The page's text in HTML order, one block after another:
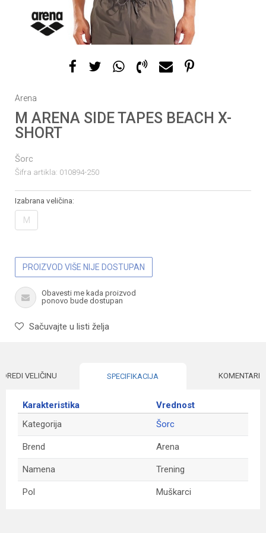
Arena
M ARENA SIDE TAPES BEACH X-
SHORT
Šorc
Šifra artikla: 010894-250
Izabrana veličina:
M
PROIZVOD VIŠE NIJE DOSTUPAN
Obavesti me kada proizvod
ponovo bude dostupan
Sačuvajte u listi želja
VELIČINU SPECIFIKACIJA KOMENTARI
Karakteristika
Vrednost
Kategorija
Šorc
Brend Arena
Namena Trening
Pol Muškarci